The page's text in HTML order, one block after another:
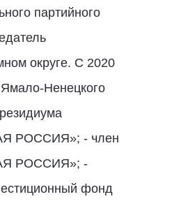
партийного
округе. С 2020
Ненецкого
РОССИЯ»; - член
РОССИЯ»; -
фонд